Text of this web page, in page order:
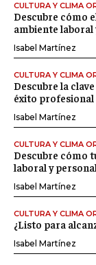
CULTURA Y CLIMA
Descubre cómo
ambiente laboral
Isabel Martínez
CULTURA Y CLIMA
Descubre la
éxito profesional
Isabel Martínez
CULTURA Y CLIMA
Descubre cómo
laboral y personal
Isabel Martínez
CULTURA Y CLIMA
¿Listo para
Isabel Martínez